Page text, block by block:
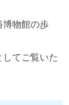
博物館の歩
てご覧いた